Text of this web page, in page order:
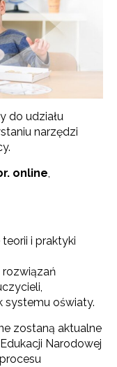
do udziału
narzędzi
online,
i praktyki
systemu oświaty.
zostaną aktualne
Narodowej